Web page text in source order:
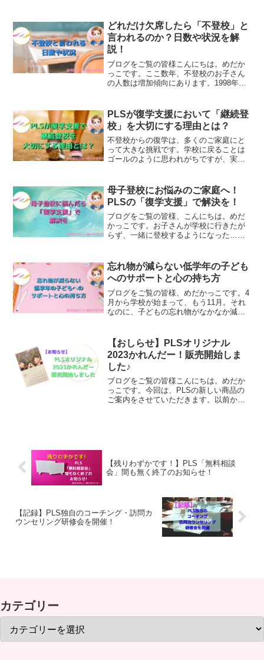
の後、幼稚園時代のことについてです。
年齢で言いますと、2歳～...
どれだけ欠席したら「不登校」と
言われるのか？日数や状況を解
説！
ブログをご覧の皆様こんにちは。めだか
っこです。ここ数年、不登校のお子さん
の人数は増加傾向にあります。1998年に
状況などは、あまり知られていません。
今回は、「不登校」について書いていき
ます。
PLSが復学支援において「継続登
校」を大切にする理由とは？
不登校からの復学は、多くのご家庭にと
って大きな挑戦です。学校に戻ることは
ゴールのように思われがちですが、実際
は、復学後の「継続登校」までしっかり
サポートしています。今回は、なぜPLS
が継続登校を重視するのか、その理由を
詳しくお伝えします。
母子登校にお悩みのご家庭へ！
PLSの「復学支援」で解決を！
ブログをご覧の皆様、こんにちは。めだ
かっこです。お子さんが学校に行きたが
らず、一緒に登校するようになった…。
し、「このままでいいのか」と不安を感
じている方も多いのではな...
忘れ物が減らない低学年の子ども
へのサポートと心の持ち方
ブログをご覧の皆様、めだかっこです。4
月から学校が始まって、もう11月。それ
なのに、子どもの忘れ物がなかなか減ら
だ物の準備や管理に慣れていないため、
半年経っても忘れ物が...
【おしらせ】PLSオリジナル
2023かれんだー！販売開始しま
した♪
ブログをご覧の皆様こんにちは。めだか
っこです。今回は、PLSの新しい商品の
ご案内をさせていただきます。以前か
【残りわずかです！】PLS「無料相談
会」間も無く終了のお知らせ！
【記録】PLS独自のコーチング・訪問カ
ウンセリング研修会を開催！
カテゴリー